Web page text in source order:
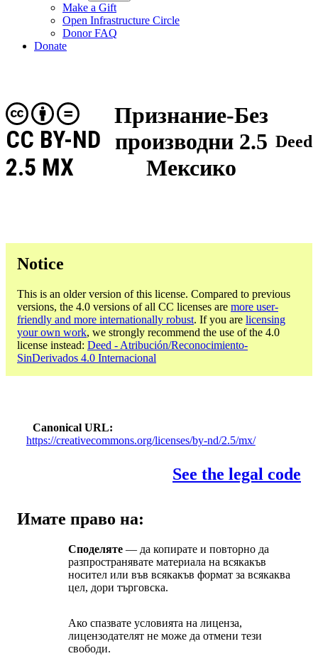
Make a Gift
Open Infrastructure Circle
Donor FAQ
Donate
Признание-Без
производни 2.5
Мексико
CC BY-ND
2.5 MX
Deed
Notice
This is an older version of this license. Compared to previous
versions, the 4.0 versions of all CC licenses are more user-
friendly and more internationally robust. If you are licensing
your own work, we strongly recommend the use of the 4.0
license instead: Deed - Atribución/Reconocimiento-
SinDerivados 4.0 Internacional
Canonical URL
https://creativecommons.org/licenses/by-nd/2.5/mx/
See the legal code
Имате право на:
Споделяте — да копирате и повторно да
разпространявате материала на всякакъв
носител или във всякакъв формат за всякаква
цел, дори търговска.
Ако спазвате условията на лиценза,
лицензодателят не може да отмени тези
свободи.